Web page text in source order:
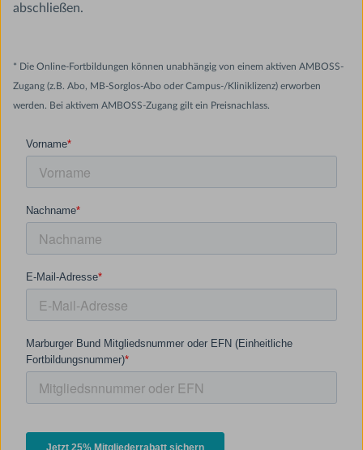
abschließen.
* Die Online-Fortbildungen können unabhängig von einem aktiven AMBOSS-
Zugang (z.B. Abo, MB-Sorglos-Abo oder Campus-/Kliniklizenz) erworben
werden. Bei aktivem AMBOSS-Zugang gilt ein Preisnachlass.